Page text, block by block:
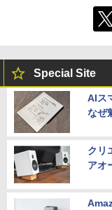
Special Site
AIス
なぜ
クリ
アオ